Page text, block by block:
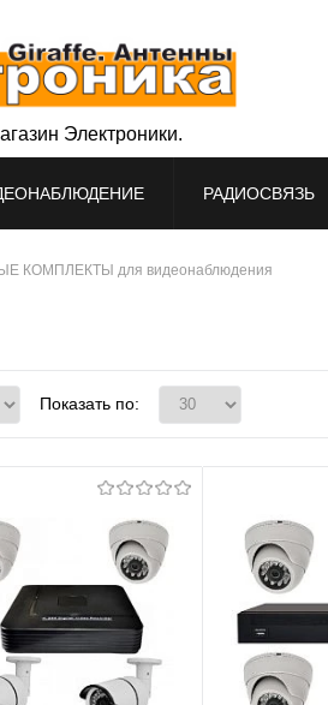
Электроники.
РАДИОСВЯЗЬ
КОМПЛЕКТЫ для видеонаблюдения
Показать по: